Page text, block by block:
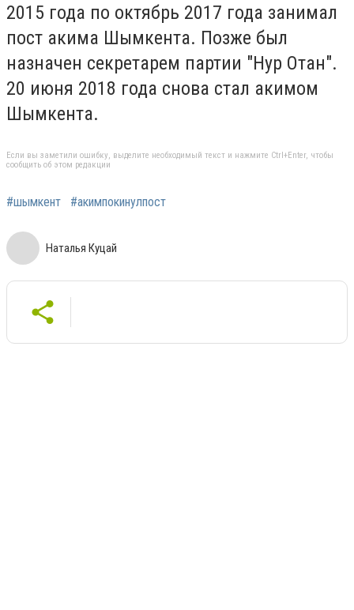
2015 года по октябрь 2017 года занимал
пост акима Шымкента. Позже был
назначен секретарем партии "Нур Отан".
20 июня 2018 года снова стал акимом
Шымкента.
Если вы заметили ошибку, выделите необходимый текст и нажмите Ctrl+Enter, чтобы
сообщить об этом редакции
#шымкент #акимпокинулпост
Наталья Куцай